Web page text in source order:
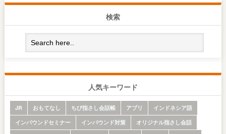
検索
人気キーワード
JR おもてなし ちび指さし会話帳 アプリ
インドネシア語
インバウンドセミナー
インバウンド対策
オリジナル指さし会話